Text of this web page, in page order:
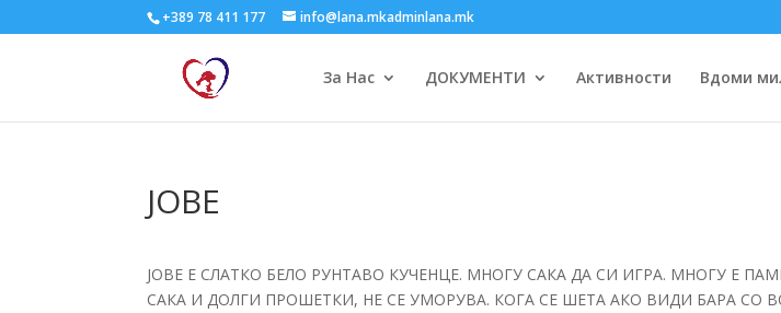
+389 78 411 177 info@lana.mkadminlana.mk
За Нас ДОКУМЕНТИ Активности Вдоми
ЈОВЕ
ЈОВЕ Е СЛАТКО БЕЛО РУНТАВО КУЧЕНЦЕ. МНОГУ САКА ДА СИ ИГРА. МНОГУ Е
САКА И ДОЛГИ ПРОШЕТКИ, НЕ СЕ УМОРУВА. КОГА СЕ ШЕТА АКО ВИДИ БАРА СО